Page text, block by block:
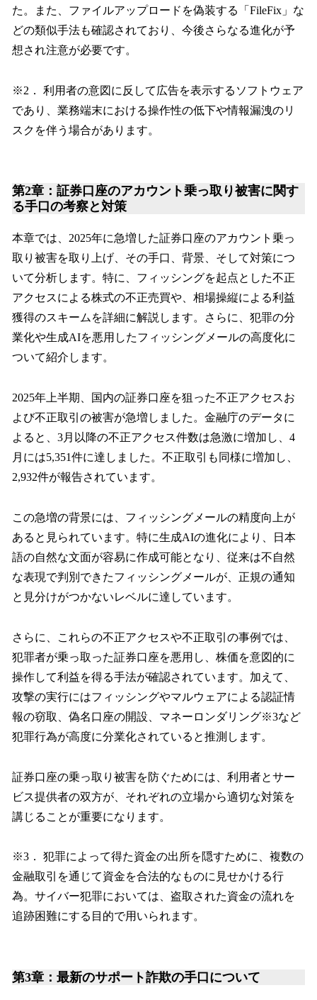
た。また、ファイルアップロードを偽装する「FileFix」な
どの類似手法も確認されており、今後さらなる進化が予
想され注意が必要です。
※2． 利用者の意図に反して広告を表示するソフトウェア
であり、業務端末における操作性の低下や情報漏洩のリ
スクを伴う場合があります。
第2章：証券口座のアカウント乗っ取り被害に関す
る手口の考察と対策
本章では、2025年に急増した証券口座のアカウント乗っ
取り被害を取り上げ、その手口、背景、そして対策につ
いて分析します。特に、フィッシングを起点とした不正
アクセスによる株式の不正売買や、相場操縦による利益
獲得のスキームを詳細に解説します。さらに、犯罪の分
業化や生成AIを悪用したフィッシングメールの高度化に
ついて紹介します。
2025年上半期、国内の証券口座を狙った不正アクセスお
よび不正取引の被害が急増しました。金融庁のデータに
よると、3月以降の不正アクセス件数は急激に増加し、4
月には5,351件に達しました。不正取引も同様に増加し、
2,932件が報告されています。
この急増の背景には、フィッシングメールの精度向上が
あると見られています。特に生成AIの進化により、日本
語の自然な文面が容易に作成可能となり、従来は不自然
な表現で判別できたフィッシングメールが、正規の通知
と見分けがつかないレベルに達しています。
さらに、これらの不正アクセスや不正取引の事例では、
犯罪者が乗っ取った証券口座を悪用し、株価を意図的に
操作して利益を得る手法が確認されています。加えて、
攻撃の実行にはフィッシングやマルウェアによる認証情
報の窃取、偽名口座の開設、マネーロンダリング※3など
犯罪行為が高度に分業化されていると推測します。
証券口座の乗っ取り被害を防ぐためには、利用者とサー
ビス提供者の双方が、それぞれの立場から適切な対策を
講じることが重要になります。
※3． 犯罪によって得た資金の出所を隠すために、複数の
金融取引を通じて資金を合法的なものに見せかける行
為。サイバー犯罪においては、盗取された資金の流れを
追跡困難にする目的で用いられます。
第3章：最新のサポート詐欺の手口について